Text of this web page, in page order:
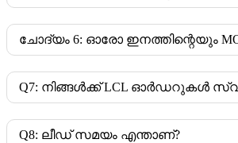
ചോദ്യം 6: ഓരോ ഇനത്തിന്റെയും
Q7: നിങ്ങൾക്ക് LCL ഓർഡറുകൾ
Q8: ലീഡ് സമയം എന്താണ്?